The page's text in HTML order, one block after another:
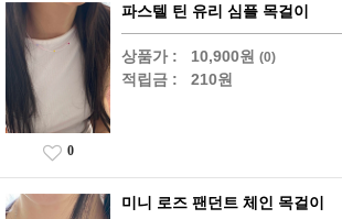
파스텔 틴 유리 심플 목걸이
상품가 : 10,900원 (0)
적립금 : 210원
0
미니 로즈 팬던트 체인 목걸이